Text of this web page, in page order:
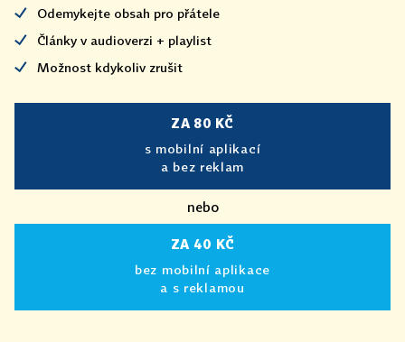
Odemykejte obsah pro přátele
Články v audioverzi + playlist
Možnost kdykoliv zrušit
ZA 80 KČ
s mobilní aplikací
a bez reklam
nebo
ZA 40 KČ
bez mobilní aplikace
a s reklamou